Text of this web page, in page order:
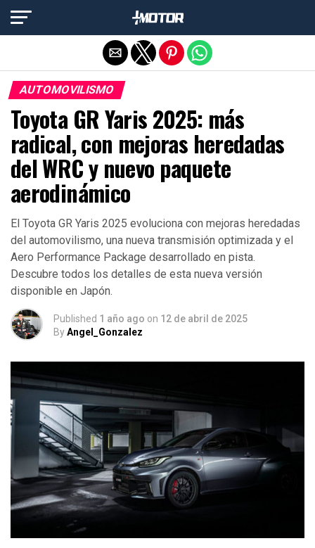
AUTOMOVILISMO
Toyota GR Yaris 2025: más
radical, con mejoras heredadas
del WRC y nuevo paquete
aerodinámico
El Toyota GR Yaris 2025 evoluciona con mejoras heredadas
del automovilismo, una nueva transmisión optimizada y el
Aero Performance Package desarrollado en pista.
Descubre todos los detalles de esta nueva versión
disponible en Japón.
Published 1 año ago on 12 de abril de 2025
ByAngel_Gonzalez
Salir de la versión móvil